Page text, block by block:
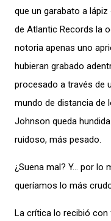
que un garabato a
de Atlantic Records la
notoria apenas uno
hubieran grabado
procesado a través de
mundo de distancia de
Johnson queda
ruidoso, más pesado.
¿Suena mal? Y… por lo
queríamos lo más
La crítica lo recibió